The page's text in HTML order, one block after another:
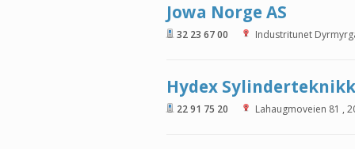
Jowa Norge AS
32 23 67 00 Industritunet
Hydex Sylinderteknikk
22 91 75 20 Lahaugmoveien 81 ,